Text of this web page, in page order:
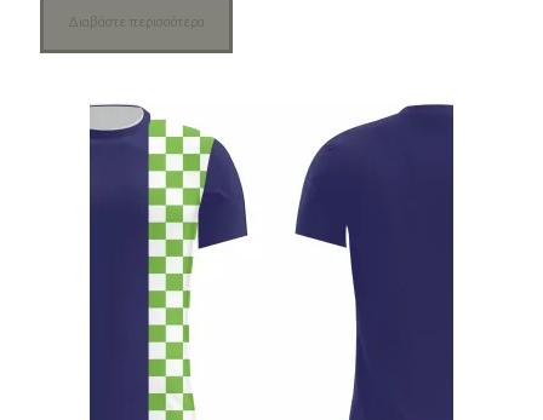
Διαβάστε περισσότερα